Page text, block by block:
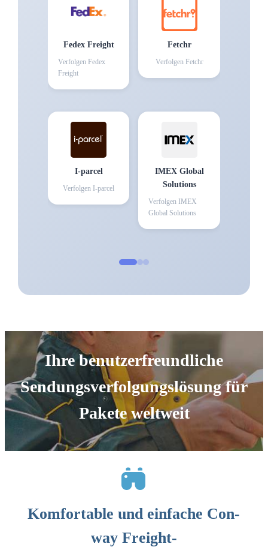
Fedex Freight
Verfolgen Fedex
Freight
Fetchr
Verfolgen Fetchr
I-parcel
Verfolgen I-parcel
IMEX Global
Solutions
Verfolgen IMEX
Global Solutions
Ihre benutzerfreundliche
Sendungsverfolgungslösung für
Pakete weltweit
Komfortable und einfache Con-
way Freight-